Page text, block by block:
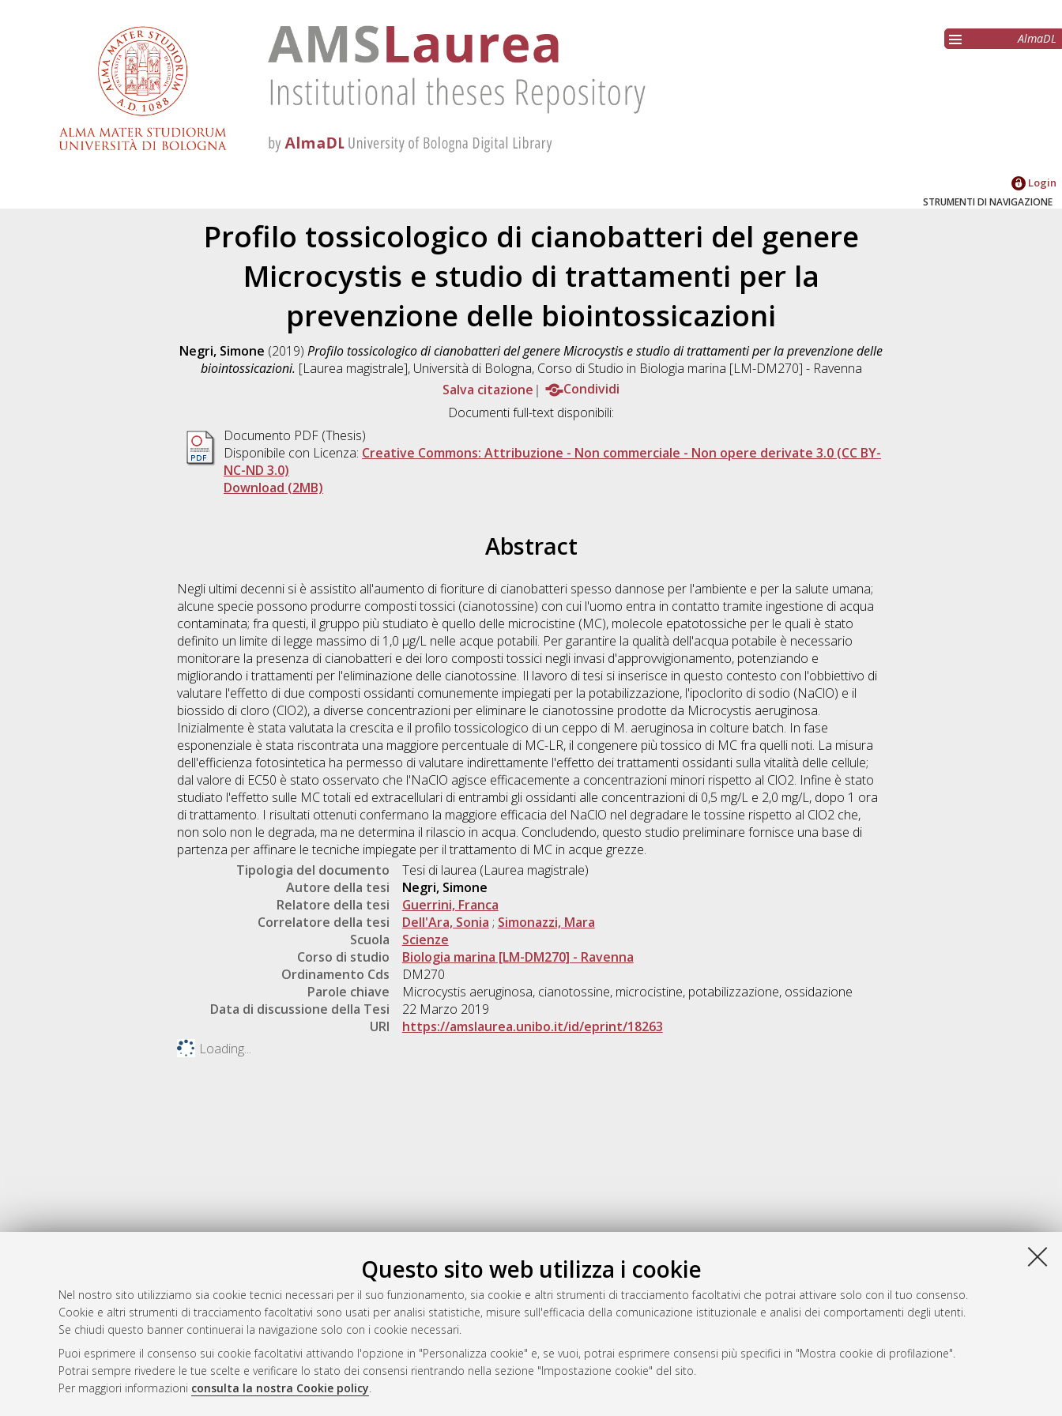
Questo sito web utilizza i cookie
Nel nostro sito utilizziamo sia cookie tecnici necessari per il suo funzionamento, sia cookie e altri strumenti di tracciamento facoltativi che potrai attivare solo con il tuo consenso.
Cookie e altri strumenti di tracciamento facoltativi sono usati per analisi statistiche, misure sull'efficacia della comunicazione istituzionale e analisi dei comportamenti degli utenti.
Se chiudi questo banner continuerai la navigazione solo con i cookie necessari.
Puoi esprimere il consenso sui cookie facoltativi attivando l'opzione in "Personalizza cookie" e, se vuoi, potrai esprimere consensi più specifici in "Mostra cookie di profilazione".
Potrai sempre rivedere le tue scelte e verificare lo stato dei consensi rientrando nella sezione "Impostazione cookie" del sito.
Per maggiori informazioni consulta la nostra Cookie policy.
AlmaDL
Login
STRUMENTI DI NAVIGAZIONE
Profilo tossicologico di cianobatteri del genere
Microcystis e studio di trattamenti per la
prevenzione delle biointossicazioni
Negri, Simone (2019) Profilo tossicologico di cianobatteri del genere Microcystis e studio di trattamenti per la prevenzione delle
biointossicazioni. [Laurea magistrale], Università di Bologna, Corso di Studio in Biologia marina [LM-DM270] - Ravenna
Salva citazione
Condividi
Documenti full-text disponibili:
Documento PDF (Thesis)
Disponibile con Licenza: Creative Commons: Attribuzione - Non commerciale - Non opere derivate 3.0 (CC BY-
NC-ND 3.0)
Download (2MB)
Abstract
Negli ultimi decenni si è assistito all'aumento di fioriture di cianobatteri spesso dannose per l'ambiente e per la salute umana;
alcune specie possono produrre composti tossici (cianotossine) con cui l'uomo entra in contatto tramite ingestione di acqua
contaminata; fra questi, il gruppo più studiato è quello delle microcistine (MC), molecole epatotossiche per le quali è stato
definito un limite di legge massimo di 1,0 µg/L nelle acque potabili. Per garantire la qualità dell'acqua potabile è necessario
monitorare la presenza di cianobatteri e dei loro composti tossici negli invasi d'approvvigionamento, potenziando e
migliorando i trattamenti per l'eliminazione delle cianotossine. Il lavoro di tesi si inserisce in questo contesto con l'obbiettivo di
valutare l'effetto di due composti ossidanti comunemente impiegati per la potabilizzazione, l'ipoclorito di sodio (NaClO) e il
biossido di cloro (ClO2), a diverse concentrazioni per eliminare le cianotossine prodotte da Microcystis aeruginosa.
Inizialmente è stata valutata la crescita e il profilo tossicologico di un ceppo di M. aeruginosa in colture batch. In fase
esponenziale è stata riscontrata una maggiore percentuale di MC-LR, il congenere più tossico di MC fra quelli noti. La misura
dell'efficienza fotosintetica ha permesso di valutare indirettamente l'effetto dei trattamenti ossidanti sulla vitalità delle cellule;
dal valore di EC50 è stato osservato che l'NaClO agisce efficacemente a concentrazioni minori rispetto al ClO2. Infine è stato
studiato l'effetto sulle MC totali ed extracellulari di entrambi gli ossidanti alle concentrazioni di 0,5 mg/L e 2,0 mg/L, dopo 1 ora
di trattamento. I risultati ottenuti confermano la maggiore efficacia del NaClO nel degradare le tossine rispetto al ClO2 che,
non solo non le degrada, ma ne determina il rilascio in acqua. Concludendo, questo studio preliminare fornisce una base di
partenza per affinare le tecniche impiegate per il trattamento di MC in acque grezze.
Tipologia del documento
Tesi di laurea (Laurea magistrale)
Autore della tesi
Negri, Simone
Relatore della tesi
Guerrini, Franca
Correlatore della tesi
Dell'Ara, Sonia ; Simonazzi, Mara
Scuola
Scienze
Corso di studio
Biologia marina [LM-DM270] - Ravenna
Ordinamento Cds
DM270
Parole chiave
Microcystis aeruginosa, cianotossine, microcistine, potabilizzazione, ossidazione
Data di discussione della Tesi
22 Marzo 2019
URI
https://amslaurea.unibo.it/id/eprint/18263
Loading...
Gestione del documento:
Atom
Rss 1.0
Rss 2.0
AMS Laurea
Servizio implementato e gestito da
Impostazioni Cookie
Informativa sulla privacy
Condizioni d’uso del sito